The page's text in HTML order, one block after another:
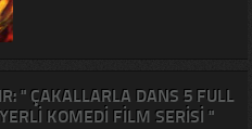
" ÇAKALLARLA DANS 5 FULL
KOMEDI FILM SERISI "